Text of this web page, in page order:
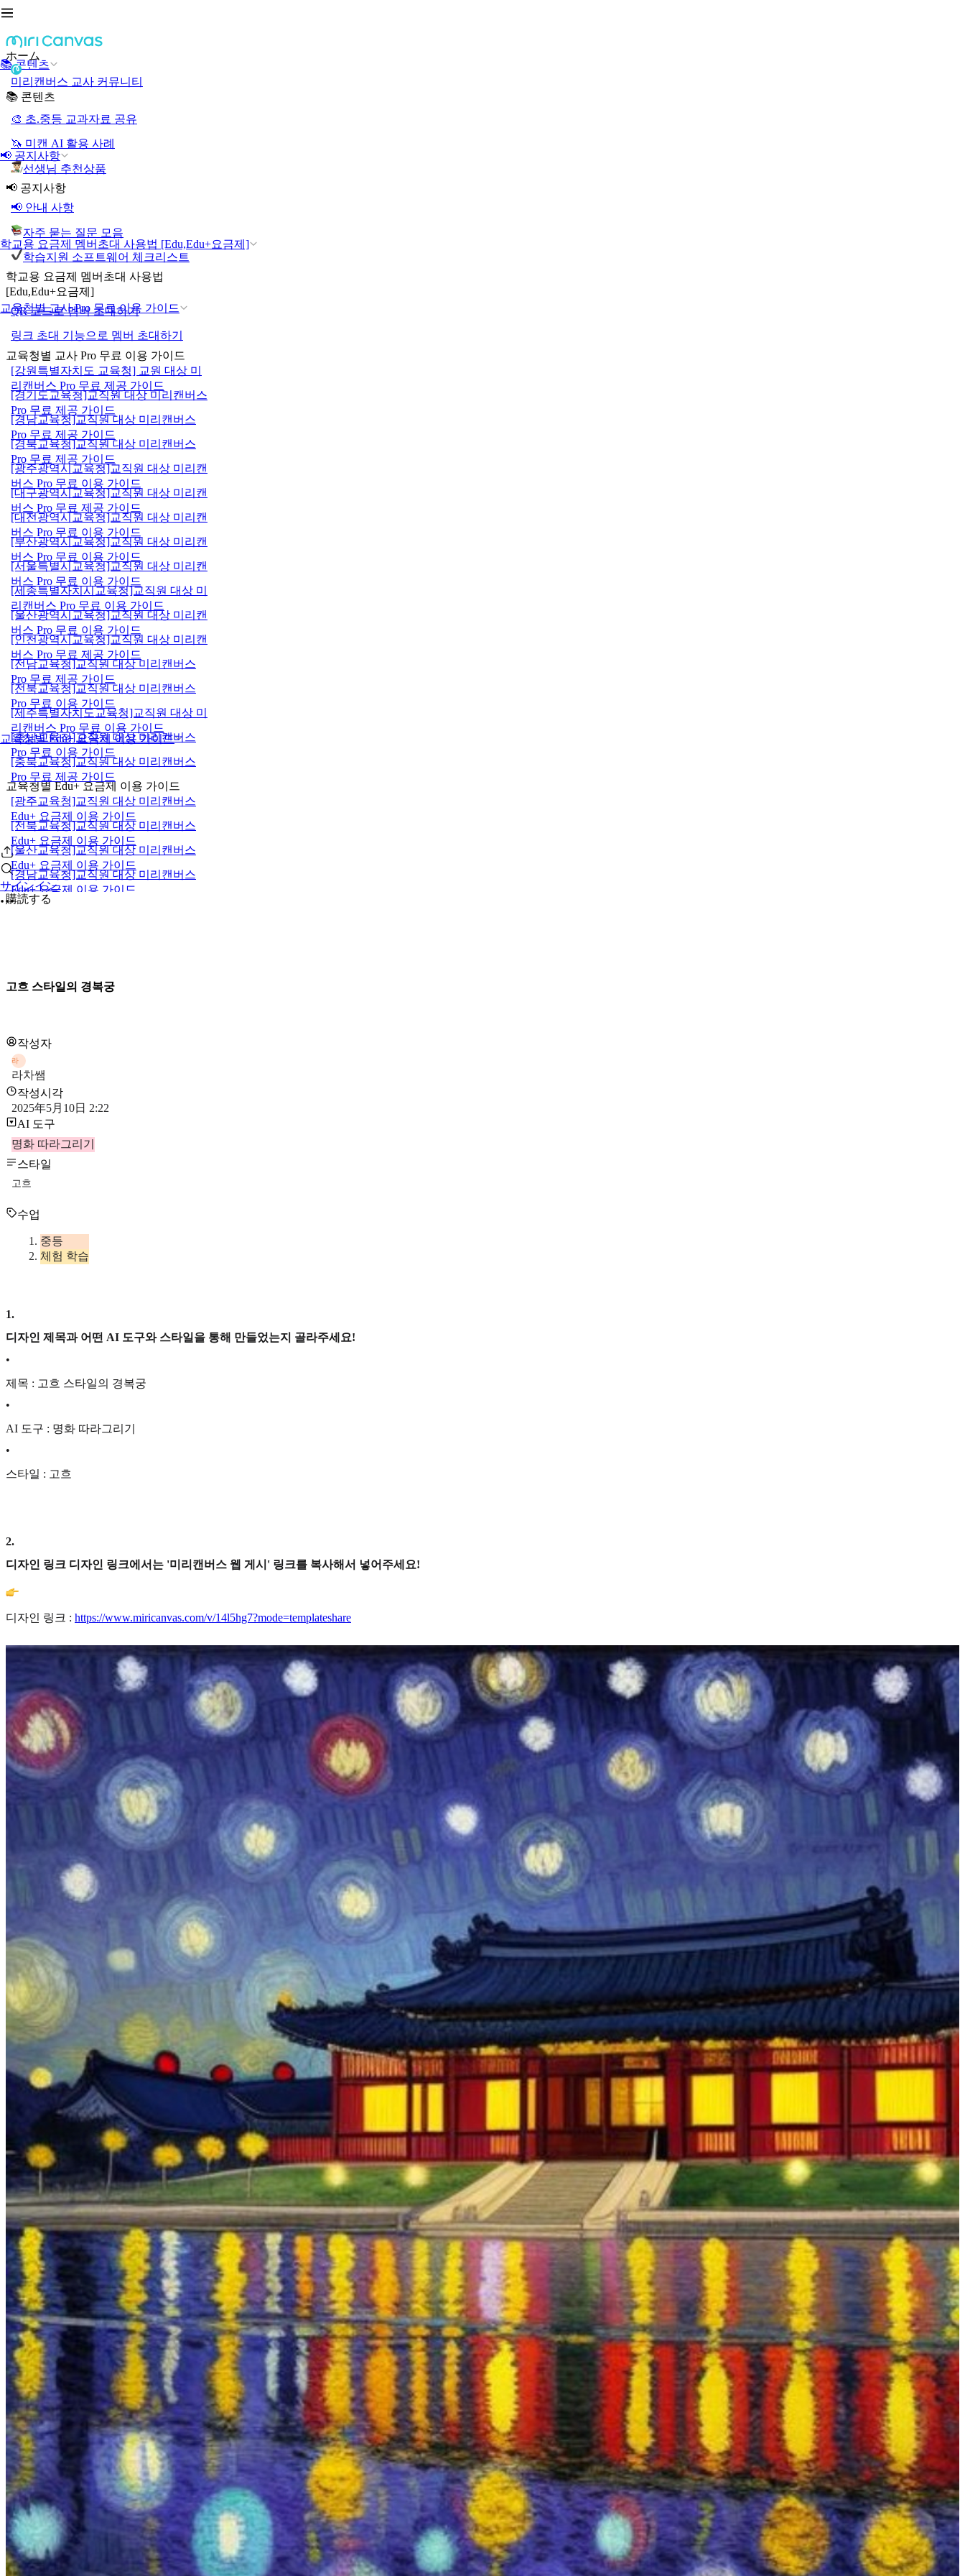
📚 콘텐츠
📢 공지사항
학교용 요금제 멤버초대 사용법 [Edu,Edu+요금제]
교육청별 교사 Pro 무료 이용 가이드
교육청별 Edu+ 요금제 이용 가이드
サインイン
ホーム
미리캔버스 교사 커뮤니티
📚 콘텐츠
🎨 초.중등 교과자료 공유
🦄 미캔 AI 활용 사례
선생님 추천상품
📢 공지사항
📢 안내 사항
자주 묻는 질문 모음
학습지원 소프트웨어 체크리스트
학교용 요금제 멤버초대 사용법
[Edu,Edu+요금제]
QR 코드로 멤버 초대하기
링크 초대 기능으로 멤버 초대하기
교육청별 교사 Pro 무료 이용 가이드
[강원특별자치도 교육청] 교원 대상 미
리캔버스 Pro 무료 제공 가이드
[경기도교육청]교직원 대상 미리캔버스
Pro 무료 제공 가이드
[경남교육청]교직원 대상 미리캔버스
Pro 무료 제공 가이드
[경북교육청]교직원 대상 미리캔버스
Pro 무료 제공 가이드
[광주광역시교육청]교직원 대상 미리캔
버스 Pro 무료 이용 가이드
[대구광역시교육청]교직원 대상 미리캔
버스 Pro 무료 제공 가이드
[대전광역시교육청]교직원 대상 미리캔
버스 Pro 무료 이용 가이드
[부산광역시교육청]교직원 대상 미리캔
버스 Pro 무료 이용 가이드
[서울특별시교육청]교직원 대상 미리캔
버스 Pro 무료 이용 가이드
[세종특별자치시교육청]교직원 대상 미
리캔버스 Pro 무료 이용 가이드
[울산광역시교육청]교직원 대상 미리캔
버스 Pro 무료 이용 가이드
[인천광역시교육청]교직원 대상 미리캔
버스 Pro 무료 제공 가이드
[전남교육청]교직원 대상 미리캔버스
Pro 무료 제공 가이드
[전북교육청]교직원 대상 미리캔버스
Pro 무료 이용 가이드
[제주특별자치도교육청]교직원 대상 미
리캔버스 Pro 무료 이용 가이드
[충남교육청]교직원 대상 미리캔버스
Pro 무료 이용 가이드
[충북교육청]교직원 대상 미리캔버스
Pro 무료 제공 가이드
교육청별 Edu+ 요금제 이용 가이드
[광주교육청]교직원 대상 미리캔버스
Edu+ 요금제 이용 가이드
[전북교육청]교직원 대상 미리캔버스
Edu+ 요금제 이용 가이드
[울산교육청]교직원 대상 미리캔버스
Edu+ 요금제 이용 가이드
[경남교육청]교직원 대상 미리캔버스
Edu+ 요금제 이용 가이드
購読する
고흐 스타일의 경복궁
작성자
라
라차쌤
작성시각
2025年5月10日 2:22
AI 도구
명화 따라그리기
스타일
고흐
수업
중등
체험 학습
1.
디자인 제목과 어떤 AI 도구와 스타일을 통해 만들었는지 골라주세요!
•
제목 : 고흐 스타일의 경복궁
•
AI 도구 : 명화 따라그리기
•
스타일 : 고흐
2.
디자인 링크 디자인 링크에서는 '미리캔버스 웹 게시' 링크를 복사해서 넣어주세요!
디자인 링크 : https://www.miricanvas.com/v/14l5hg7?mode=templateshare